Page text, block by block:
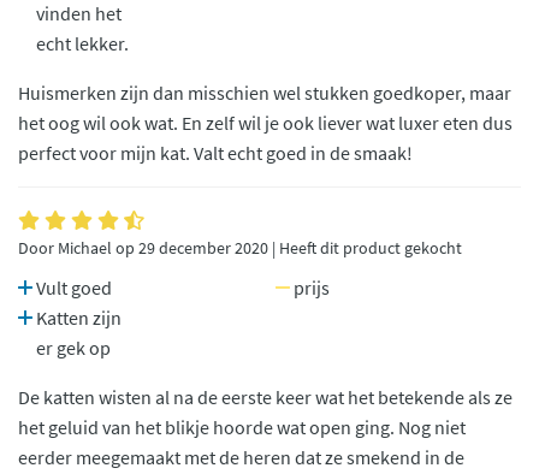
vinden het
echt lekker.
Huismerken zijn dan misschien wel stukken goedkoper, maar
het oog wil ook wat. En zelf wil je ook liever wat luxer eten dus
perfect voor mijn kat. Valt echt goed in de smaak!
Door Michael op 29 december 2020 | Heeft dit product gekocht
Vult goed
Katten zijn
er gek op
prijs
De katten wisten al na de eerste keer wat het betekende als ze
het geluid van het blikje hoorde wat open ging. Nog niet
eerder meegemaakt met de heren dat ze smekend in de